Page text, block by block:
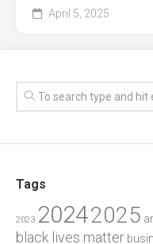
April 5, 2025
Tags
2023 20242025
black lives matter